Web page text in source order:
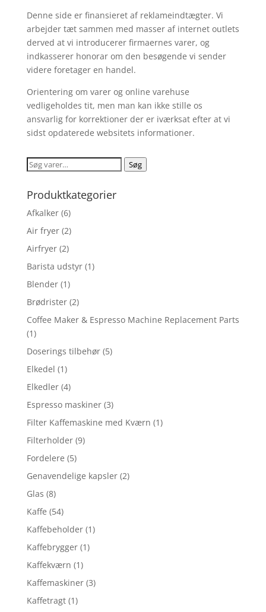
Denne side er finansieret af reklameindtægter. Vi
arbejder tæt sammen med masser af internet outlets
derved at vi introducerer firmaernes varer, og
indkasserer honorar om den besøgende vi sender
videre foretager en handel.
Orientering om varer og online varehuse
vedligeholdes tit, men man kan ikke stille os
ansvarlig for korrektioner der er iværksat efter at vi
sidst opdaterede websitets informationer.
Søg
Søg
Produktkategorier
Afkalker (6)
Air fryer (2)
Airfryer (2)
Barista udstyr (1)
Blender (1)
Brødrister (2)
Coffee Maker & Espresso Machine Replacement Parts
(1)
Doserings tilbehør (5)
Elkedel (1)
Elkedler (4)
Espresso maskiner (3)
Filter Kaffemaskine med Kværn (1)
Filterholder (9)
Fordelere (5)
Genavendelige kapsler (2)
Glas (8)
Kaffe (54)
Kaffebeholder (1)
Kaffebrygger (1)
Kaffekværn (1)
Kaffemaskiner (3)
Kaffetragt (1)